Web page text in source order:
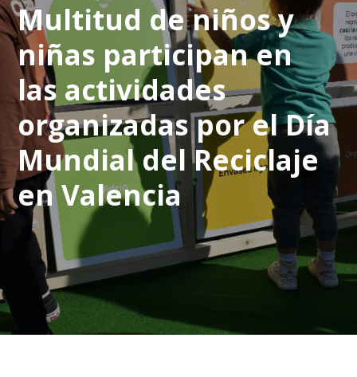
Multitud de niños y
niñas participan en
las actividades
organizadas por el Día
Mundial del Reciclaje
en Valencia